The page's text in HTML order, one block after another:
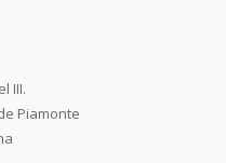
III.
Piamonte